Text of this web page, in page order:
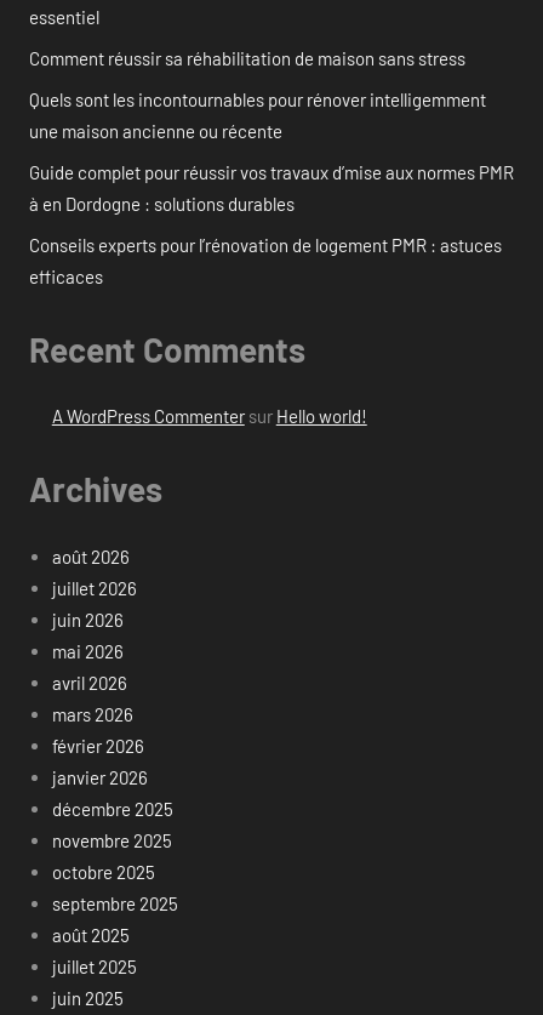
essentiel
Comment réussir sa réhabilitation de maison sans stress
Quels sont les incontournables pour rénover intelligemment
une maison ancienne ou récente
Guide complet pour réussir vos travaux d’mise aux normes PMR
à en Dordogne : solutions durables
Conseils experts pour l’rénovation de logement PMR : astuces
efficaces
Recent Comments
A WordPress Commentersur Hello world!
Archives
août 2026
juillet 2026
juin 2026
mai 2026
avril 2026
mars 2026
février 2026
janvier 2026
décembre 2025
novembre 2025
octobre 2025
septembre 2025
août 2025
juillet 2025
juin 2025